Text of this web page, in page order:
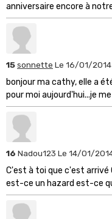
anniversaire encore à
15sonnette Le 16/01/2014
bonjour ma cathy, elle a
pour moi aujourd'hui...je
16 Nadou123 Le 14/01/
C'est à toi que c'est arrivé
est-ce un hazard est-ce